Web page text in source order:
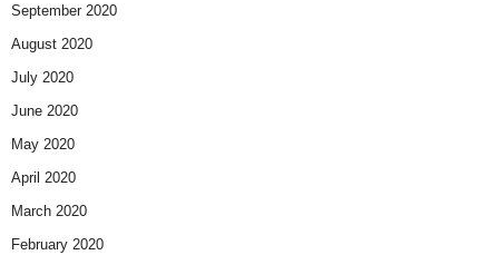
September 2020
August 2020
July 2020
June 2020
May 2020
April 2020
March 2020
February 2020